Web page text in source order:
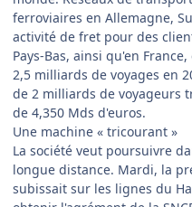
ferroviaires en Allemagne,
activité de fret pour des
Pays-Bas, ainsi qu'en
2,5 milliards de voyages en
de 2 milliards de voyageurs
de 4,350 Mds d'euros.
Une machine « tricourant »
La société veut poursuivre
longue distance. Mardi, la
subissait sur les lignes du